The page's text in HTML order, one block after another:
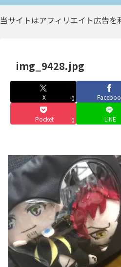
当サイトはアフィリエイト広告を
img_9428.jpg
X 0
Pocket 0 LINE